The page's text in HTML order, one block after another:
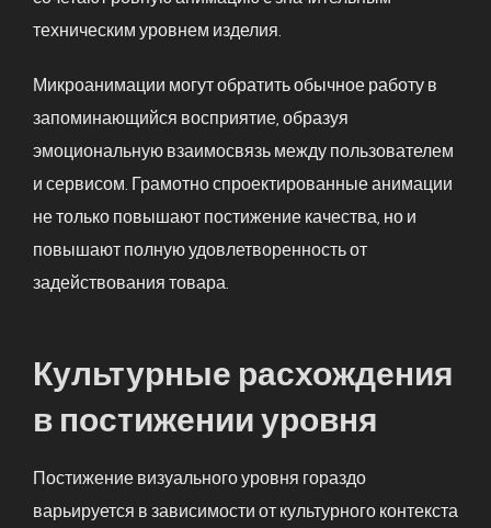
техническим уровнем изделия.
Микроанимации могут обратить обычное работу в
запоминающийся восприятие, образуя
эмоциональную взаимосвязь между пользователем
и сервисом. Грамотно спроектированные анимации
не только повышают постижение качества, но и
повышают полную удовлетворенность от
задействования товара.
Культурные расхождения
в постижении уровня
Постижение визуального уровня гораздо
варьируется в зависимости от культурного контекста